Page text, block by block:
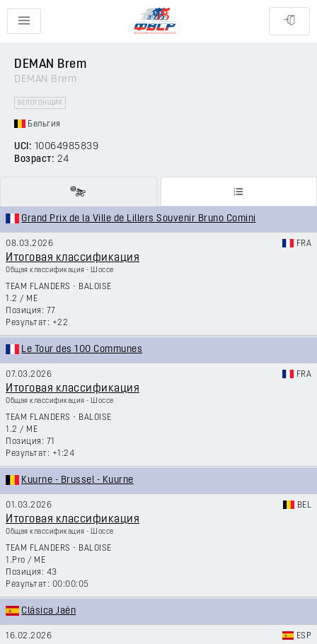
DEMAN Brem
DEMAN Brem
ВЕЛОГОНЩИК
Бельгия
UCI: 10064985839
Возраст: 24
Grand Prix de la Ville de Lillers Souvenir Bruno Comini
08.03.2026 FRA
Итоговая классификация
Общая классификация - Шоссе
TEAM FLANDERS - BALOISE
1.2 / ME
77
+22
Le Tour des 100 Communes
07.03.2026 FRA
Итоговая классификация
Общая классификация - Шоссе
TEAM FLANDERS - BALOISE
1.2 / ME
71
+1:24
Kuurne - Brussel - Kuurne
01.03.2026 BEL
Итоговая классификация
Общая классификация - Шоссе
TEAM FLANDERS - BALOISE
1.Pro / ME
43
00:00:05
Clásica Jaén
16.02.2026 ESP